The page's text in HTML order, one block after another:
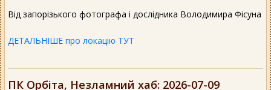
Від запорізького фотографа і дослідника Володимира Фісуна
ДЕТАЛЬНІШЕ про локацію ТУТ
ПК Орбіта, Незламний хаб: 2026-07-09